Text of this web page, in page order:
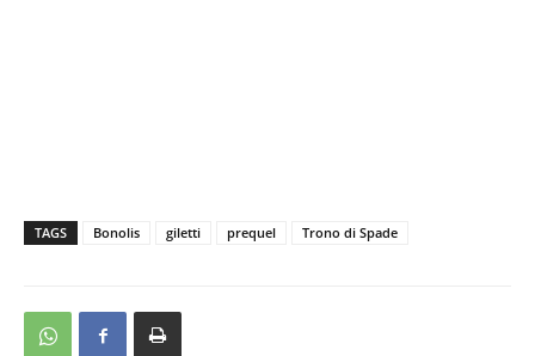
TAGS Bonolis giletti prequel Trono di Spade